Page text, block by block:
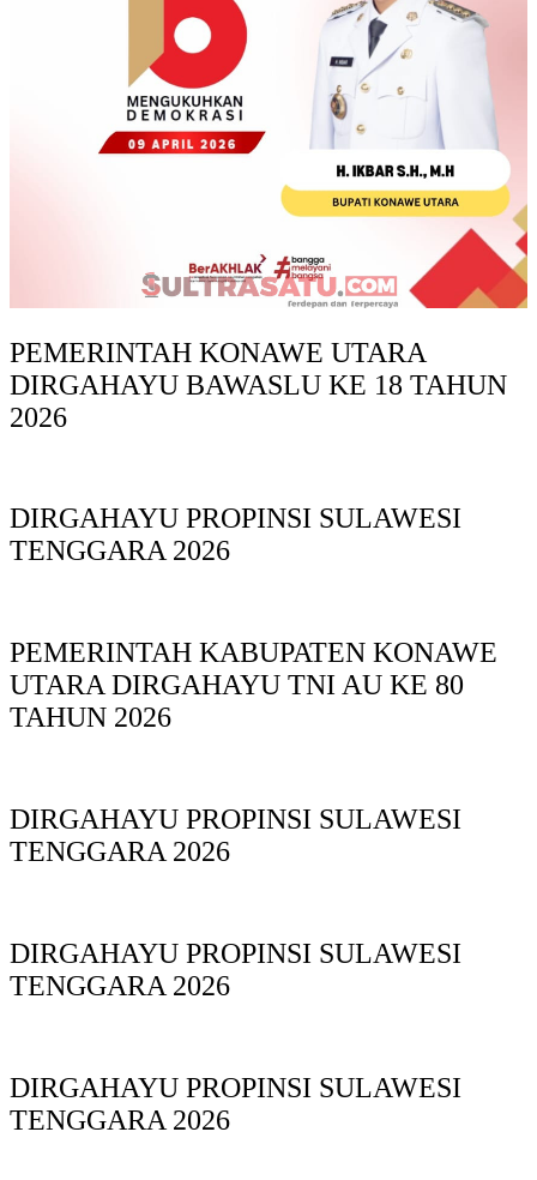
PEMERINTAH KONAWE UTARA
DIRGAHAYU BAWASLU KE 18 TAHUN
2026
DIRGAHAYU PROPINSI SULAWESI
TENGGARA 2026
PEMERINTAH KABUPATEN KONAWE
UTARA DIRGAHAYU TNI AU KE 80
TAHUN 2026
DIRGAHAYU PROPINSI SULAWESI
TENGGARA 2026
DIRGAHAYU PROPINSI SULAWESI
TENGGARA 2026
DIRGAHAYU PROPINSI SULAWESI
TENGGARA 2026